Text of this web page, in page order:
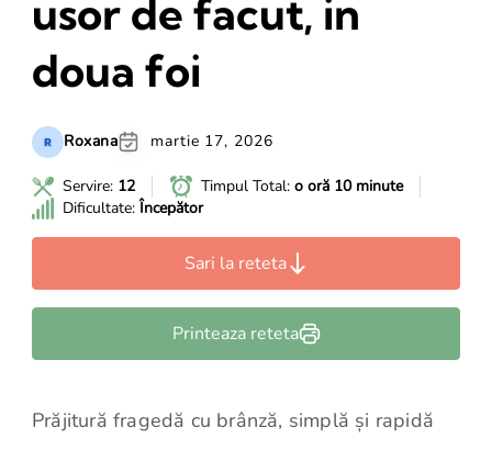
usor de facut, in
doua foi
Roxana martie 17, 2026
Servire: 12 Timpul Total: o oră 10 minute
Dificultate:Începător
Sari la reteta
Printeaza reteta
Prăjitură fragedă cu brânză, simplă și rapidă